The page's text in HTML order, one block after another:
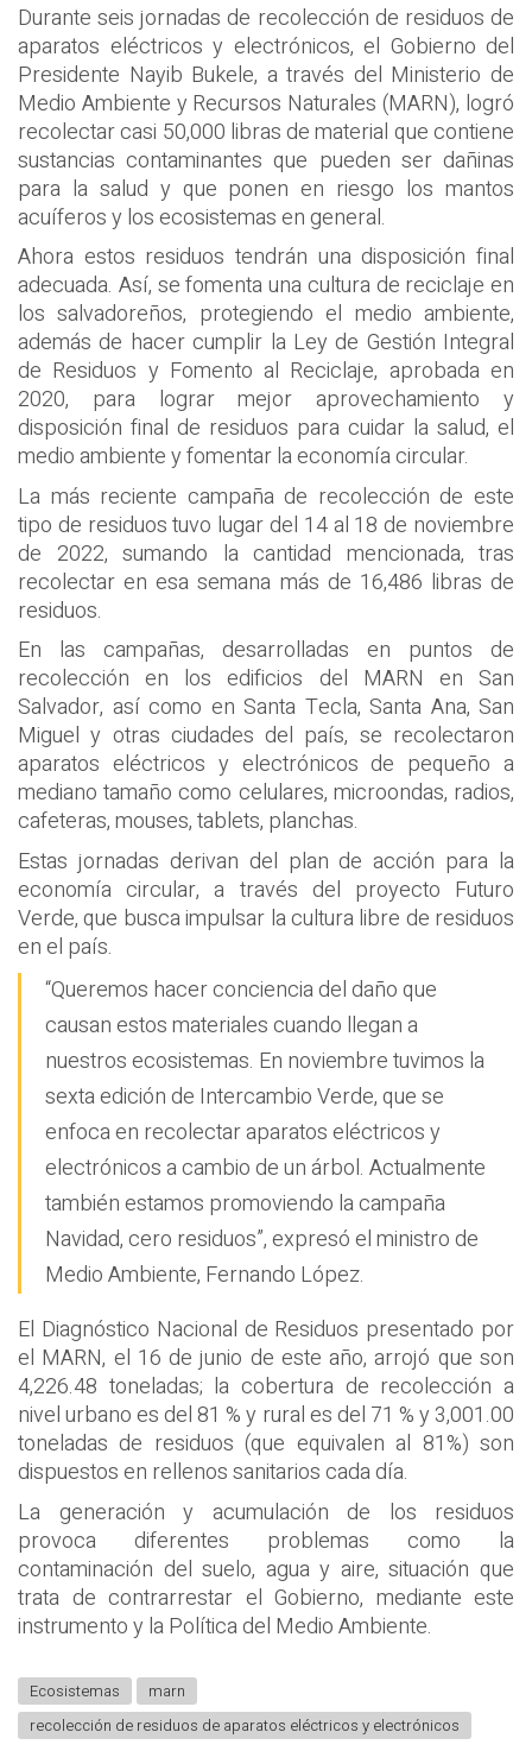
Durante seis jornadas de recolección de residuos de
aparatos eléctricos y electrónicos, el Gobierno del
Presidente Nayib Bukele, a través del Ministerio de
Medio Ambiente y Recursos Naturales (MARN), logró
recolectar casi 50,000 libras de material que contiene
sustancias contaminantes que pueden ser dañinas
para la salud y que ponen en riesgo los mantos
acuíferos y los ecosistemas en general.
Ahora estos residuos tendrán una disposición final
adecuada. Así, se fomenta una cultura de reciclaje en
los salvadoreños, protegiendo el medio ambiente,
además de hacer cumplir la Ley de Gestión Integral
de Residuos y Fomento al Reciclaje, aprobada en
2020, para lograr mejor aprovechamiento y
disposición final de residuos para cuidar la salud, el
medio ambiente y fomentar la economía circular.
La más reciente campaña de recolección de este
tipo de residuos tuvo lugar del 14 al 18 de noviembre
de 2022, sumando la cantidad mencionada, tras
recolectar en esa semana más de 16,486 libras de
residuos.
En las campañas, desarrolladas en puntos de
recolección en los edificios del MARN en San
Salvador, así como en Santa Tecla, Santa Ana, San
Miguel y otras ciudades del país, se recolectaron
aparatos eléctricos y electrónicos de pequeño a
mediano tamaño como celulares, microondas, radios,
cafeteras, mouses, tablets, planchas.
Estas jornadas derivan del plan de acción para la
economía circular, a través del proyecto Futuro
Verde, que busca impulsar la cultura libre de residuos
en el país.
“Queremos hacer conciencia del daño que
causan estos materiales cuando llegan a
nuestros ecosistemas. En noviembre tuvimos la
sexta edición de Intercambio Verde, que se
enfoca en recolectar aparatos eléctricos y
electrónicos a cambio de un árbol. Actualmente
también estamos promoviendo la campaña
Navidad, cero residuos”, expresó el ministro de
Medio Ambiente, Fernando López.
El Diagnóstico Nacional de Residuos presentado por
el MARN, el 16 de junio de este año, arrojó que son
4,226.48 toneladas; la cobertura de recolección a
nivel urbano es del 81 % y rural es del 71 % y 3,001.00
toneladas de residuos (que equivalen al 81%) son
dispuestos en rellenos sanitarios cada día.
La generación y acumulación de los residuos
provoca diferentes problemas como la
contaminación del suelo, agua y aire, situación que
trata de contrarrestar el Gobierno, mediante este
instrumento y la Política del Medio Ambiente.
Ecosistemas
marn
recolección de residuos de aparatos eléctricos y electrónicos